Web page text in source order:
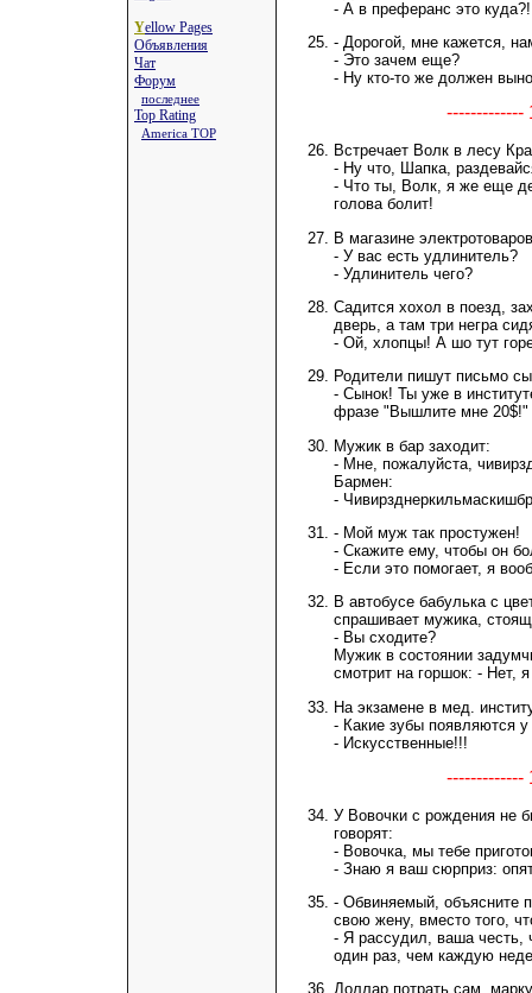
Yellow Pages
Объявления
Чат
Форум
последнее
Top Rating
America TOP
- А в преферанс это куда?!
- Дорогой, мне кажется,
- Это зачем еще?
- Ну кто-то же должен
-------------
Встречает Волк в лесу
- Ну что, Шапка,
- Что ты, Волк, я же еще
голова болит!
В магазине
- У вас есть удлинитель?
- Удлинитель чего?
Садится хохол в поезд,
дверь, а там три негра
- Ой, хлопцы! А шо тут
Родители пишут письмо
- Сынок! Ты уже в
фразе "Вышлите мне
Мужик в бар заходит:
- Мне, пожалуйста,
Бармен:
-
- Мой муж так простужен!
- Скажите ему, чтобы он
- Если это помогает, я
В автобусе бабулька с
спрашивает мужика,
- Вы сходите?
Мужик в состоянии
смотрит на горшок: - Нет,
На экзамене в мед.
- Какие зубы появляются
- Искусственные!!!
-------------
У Вовочки с рождения не
говорят:
- Вовочка, мы тебе
- Знаю я ваш сюрприз:
- Обвиняемый, объясните
свою жену, вместо того,
- Я рассудил, ваша честь,
один раз, чем каждую
Доллар потрать сам,